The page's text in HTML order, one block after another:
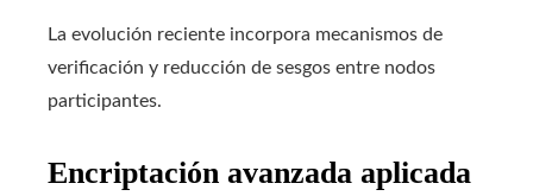
La evolución reciente incorpora mecanismos de
verificación y reducción de sesgos entre nodos
participantes.
Encriptación avanzada aplicada